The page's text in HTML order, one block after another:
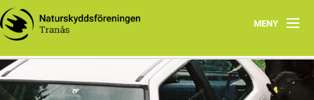
MENY
Hem
Om oss